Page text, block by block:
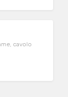
cavolo